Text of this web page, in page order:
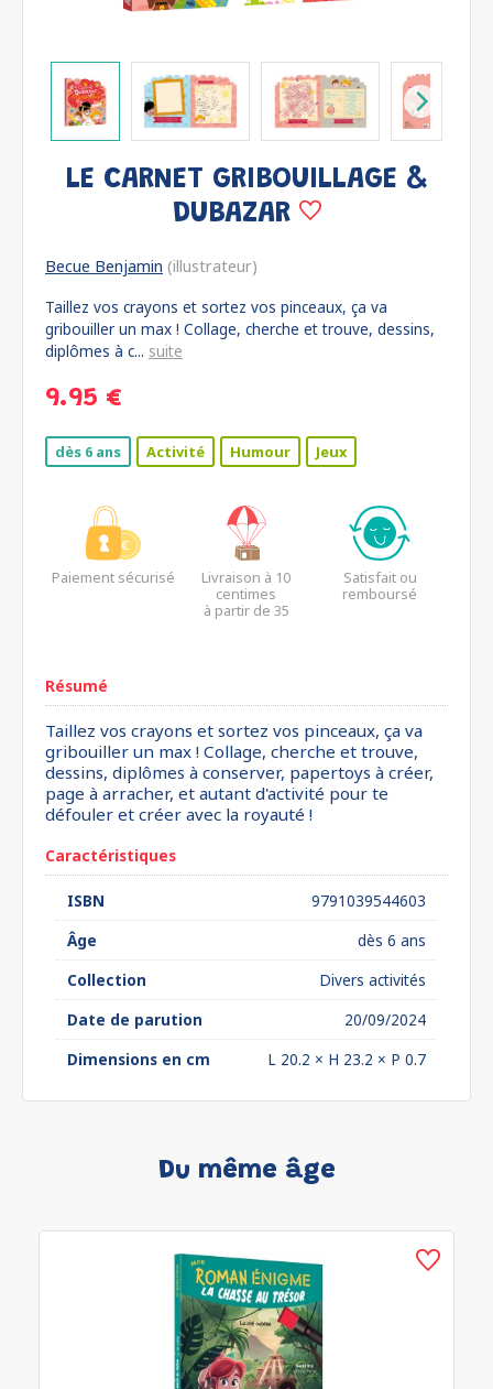
LE CARNET GRIBOUILLAGE &
DUBAZAR
Becue Benjamin (illustrateur)
Taillez vos crayons et sortez vos pinceaux, ça va
gribouiller un max ! Collage, cherche et trouve, dessins,
diplômes à c... suite
9.95 €
dès 6 ans Activité Humour Jeux
Paiement sécurisé
Livraison à 10
centimes
à partir de 35
Satisfait ou
remboursé
Résumé
Taillez vos crayons et sortez vos pinceaux, ça va
gribouiller un max ! Collage, cherche et trouve,
dessins, diplômes à conserver, papertoys à créer,
page à arracher, et autant d'activité pour te
défouler et créer avec la royauté !
Caractéristiques
ISBN
9791039544603
Âge
dès 6 ans
Collection
Divers activités
Date de parution
20/09/2024
Dimensions en cm
L 20.2 × H 23.2 × P 0.7
Du même âge